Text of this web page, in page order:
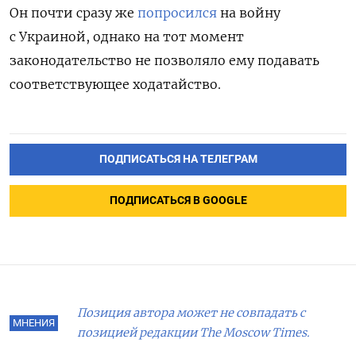
Он почти сразу же попросился на войну
с Украиной, однако на тот момент
законодательство не позволяло ему подавать
соответствующее ходатайство.
ПОДПИСАТЬСЯ НА ТЕЛЕГРАМ
ПОДПИСАТЬСЯ В GOOGLE
МНЕНИЯ
Позиция автора может не совпадать с
позицией редакции The Moscow Times.